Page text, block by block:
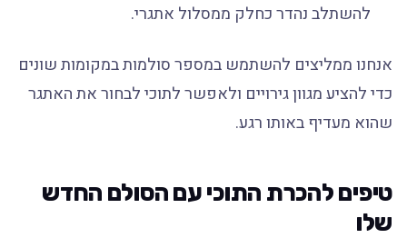
להשתלב נהדר כחלק ממסלול אתגרי.
אנחנו ממליצים להשתמש במספר סולמות במקומות שונים
כדי להציע מגוון גירויים ולאפשר לתוכי לבחור את האתגר
שהוא מעדיף באותו רגע.
טיפים להכרת התוכי עם הסולם החדש
שלו